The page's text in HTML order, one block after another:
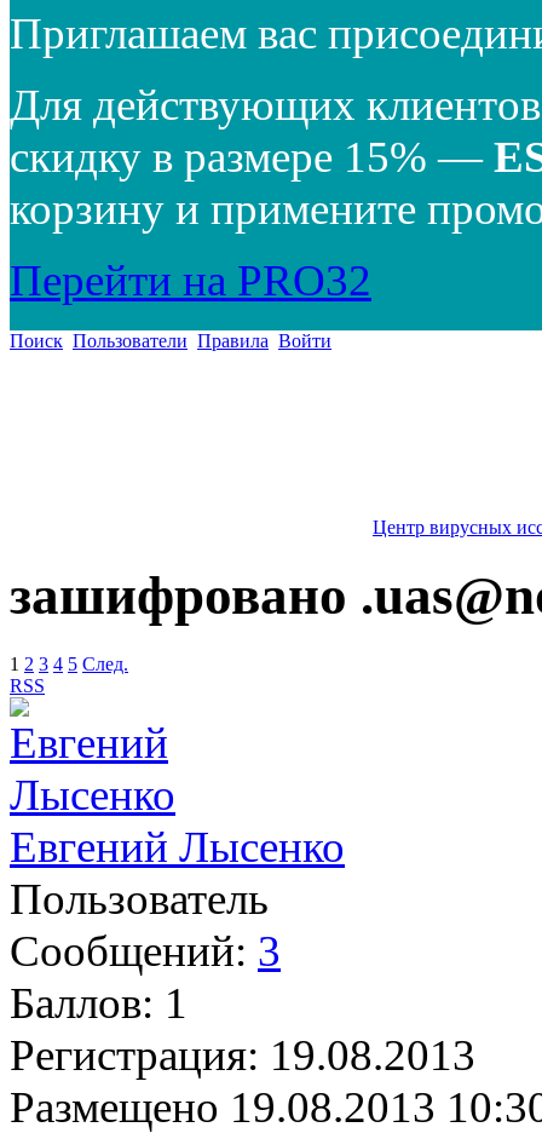
Приглашаем вас
Для действующих
скидку в размере 15% —
корзину и примените
Перейти на PRO32
Поиск Пользователи Правила Войти
Центр вирусных
зашифровано
1 2 3 4 5 След.
RSS
Евгений Лысенко
Пользователь
Сообщений: 3
Баллов: 1
Регистрация: 19.08.2013
Размещено 19.08.2013